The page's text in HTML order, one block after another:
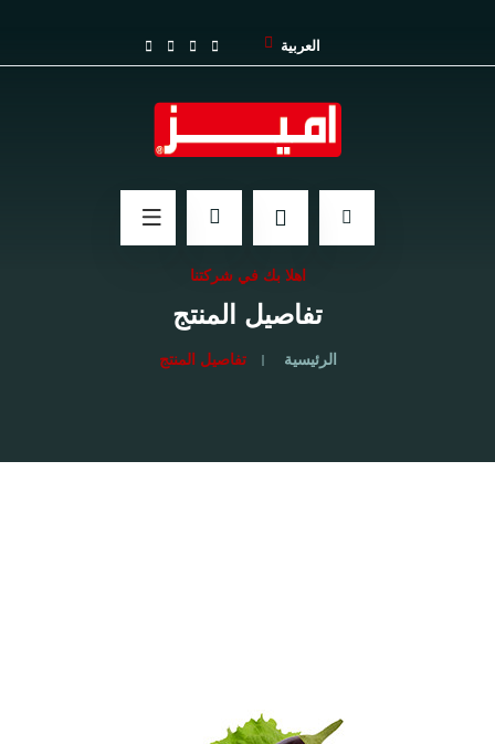
العربية
اهلا بك في شركتنا
تفاصيل المنتج
الرئيسية تفاصيل المنتج